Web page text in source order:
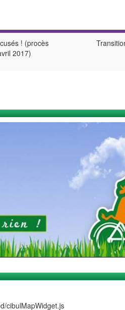
! (procès
2017)
cibulMapWidget.js